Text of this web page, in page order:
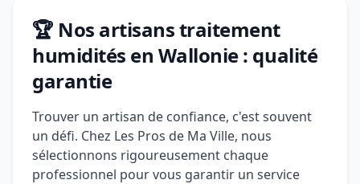
🏆 Nos artisans traitement
humidités en Wallonie : qualité
garantie
Trouver un artisan de confiance, c'est souvent
un défi. Chez Les Pros de Ma Ville, nous
sélectionnons rigoureusement chaque
professionnel pour vous garantir un service